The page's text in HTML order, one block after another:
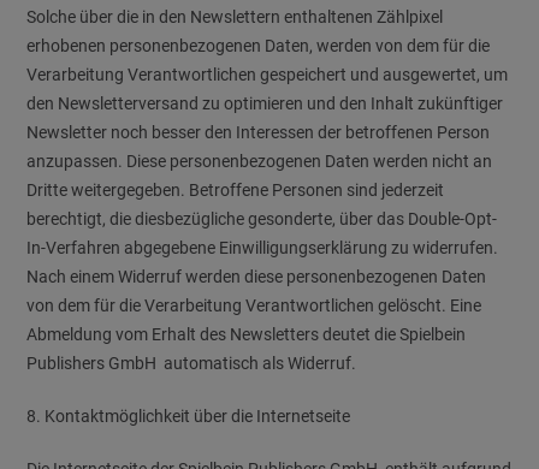
Solche über die in den Newslettern enthaltenen Zählpixel
erhobenen personenbezogenen Daten, werden von dem für die
Verarbeitung Verantwortlichen gespeichert und ausgewertet, um
den Newsletterversand zu optimieren und den Inhalt zukünftiger
Newsletter noch besser den Interessen der betroffenen Person
anzupassen. Diese personenbezogenen Daten werden nicht an
Dritte weitergegeben. Betroffene Personen sind jederzeit
berechtigt, die diesbezügliche gesonderte, über das Double-Opt-
In-Verfahren abgegebene Einwilligungserklärung zu widerrufen.
Nach einem Widerruf werden diese personenbezogenen Daten
von dem für die Verarbeitung Verantwortlichen gelöscht. Eine
Abmeldung vom Erhalt des Newsletters deutet die Spielbein
Publishers GmbH automatisch als Widerruf.
8. Kontaktmöglichkeit über die Internetseite